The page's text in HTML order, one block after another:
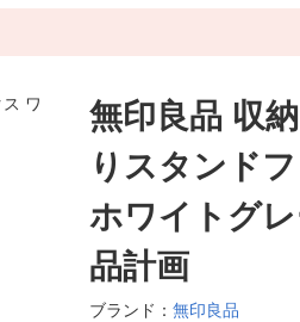
無印良品 収
りスタンド
ホワイトグ
品計画
ブランド： 無印良品